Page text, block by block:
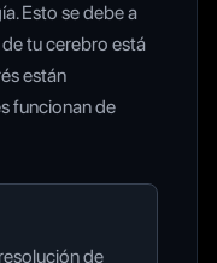
Esto se debe a
tu cerebro está
están
funcionan de
de